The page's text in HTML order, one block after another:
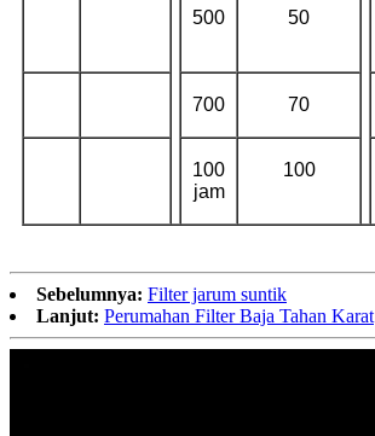
500 50
700 70
100
jam
100
Sebelumnya: Filter jarum suntik
Lanjut: Perumahan Filter Baja Tahan Karat